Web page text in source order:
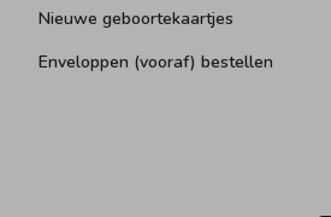
Nieuwe geboortekaartjes
Enveloppen (vooraf) bestellen